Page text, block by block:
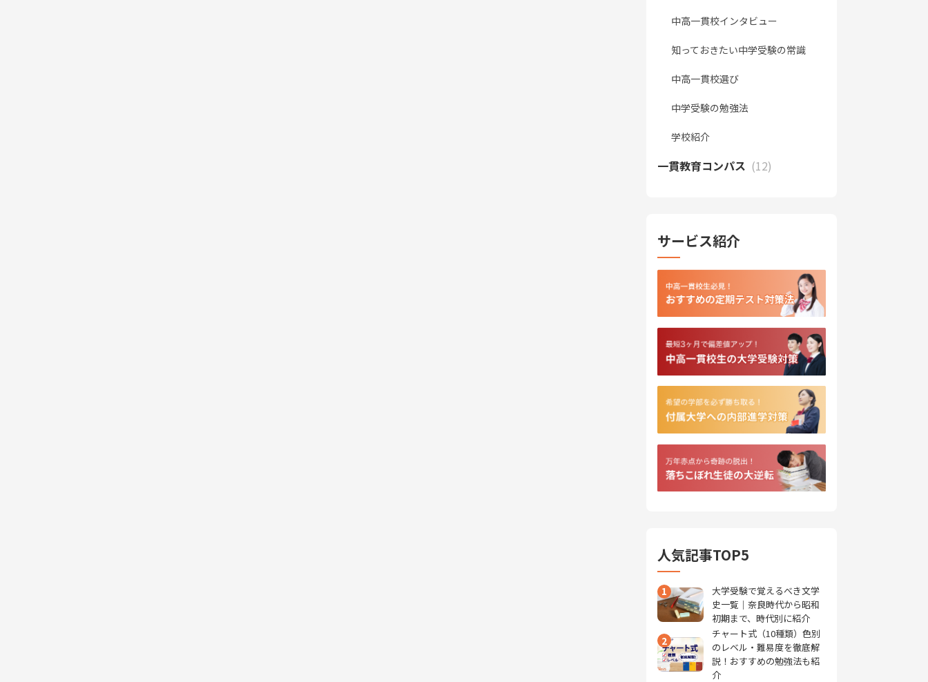
中高一貫校インタビュー
知っておきたい中学受験の常識
中高一貫校選び
中学受験の勉強法
学校紹介
一貫教育コンパス (12)
サービス紹介
人気記事TOP5
1
大学受験で覚えるべき文学
史一覧｜奈良時代から昭和
初期まで、時代別に紹介
2
チャート式（10種類）色別
のレベル・難易度を徹底解
説！おすすめの勉強法も紹
介